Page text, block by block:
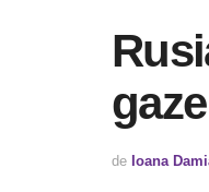
de Ioana